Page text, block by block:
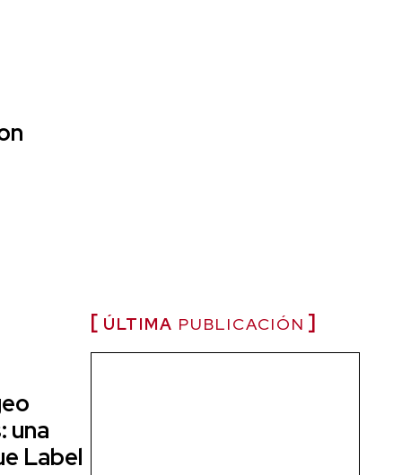
una
Label
ÚLTIMA PUBLICACIÓN